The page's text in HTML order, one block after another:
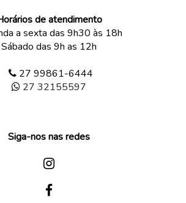
de atendimento
a sexta das 9h30 às 18h
Sábado das 9h as 12h
27 99861-6444
27 32155597
Siga-nos nas redes